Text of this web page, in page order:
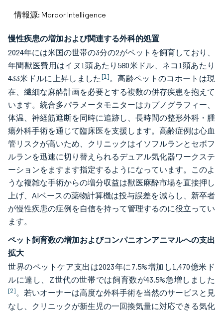
情報源: Mordor Intelligence
慢性疾患の増加および関連する外科的処置
2024年には米国の世帯の3分の2がペットを飼育しており、
年間獣医費用はイヌ1頭あたり580米ドル、ネコ1頭あたり
433米ドルに上昇しました[1]。高齢ペットのコホートは現
在、繊細な麻酔計画を必要とする複数の併存疾患を抱えて
います。統合多パラメータモニターはカプノグラフィー、
体温、神経筋遮断を同時に追跡し、長時間の整形外科・腫
瘍外科手術を通じて臨床医を支援します。高齢症例は心血
管リスクが高いため、クリニックはイソフルランとセボフ
ルランを迅速に切り替えられるデュアル気化器ワークステ
ーションをますます指定するようになっています。このよ
うな複雑な手術からの増分収益は獣医麻酔市場を直接押し
上げ、AIベースの薬物計算機は投与誤差を減らし、新卒者
が慢性疾患の症例を自信を持って管理するのに役立ってい
ます。
ペット飼育数の増加およびコンパニオンアニマルへの支出
拡大
世界のペットケア支出は2023年に7.5%増加し1,470億米ド
ルに達し、Z世代の世帯では飼育数が43.5%急増しました
[2]。若いオーナーは高度な外科手術を当然のサービスと見
なし、クリニックが新生児の一回換気量に対応できる気化